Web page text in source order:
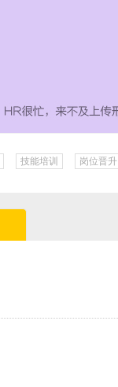
技能培训 岗位晋升